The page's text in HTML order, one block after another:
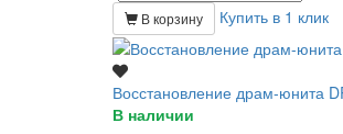
В корзину Купить в 1 клик
Восстановление драм-юнита
В наличии